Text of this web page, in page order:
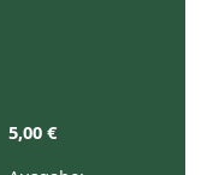
5,00 €